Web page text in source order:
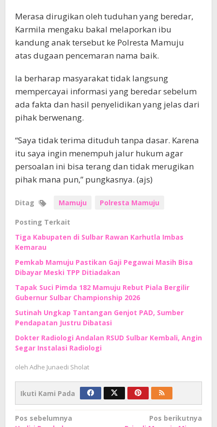
Merasa dirugikan oleh tuduhan yang beredar,
Karmila mengaku bakal melaporkan ibu
kandung anak tersebut ke Polresta Mamuju
atas dugaan pencemaran nama baik.
Ia berharap masyarakat tidak langsung
mempercayai informasi yang beredar sebelum
ada fakta dan hasil penyelidikan yang jelas dari
pihak berwenang.
“Saya tidak terima dituduh tanpa dasar. Karena
itu saya ingin menempuh jalur hukum agar
persoalan ini bisa terang dan tidak merugikan
pihak mana pun,” pungkasnya. (ajs)
Ditag Mamuju Polresta Mamuju
Posting Terkait
Tiga Kabupaten di Sulbar Rawan Karhutla Imbas
Kemarau
Pemkab Mamuju Pastikan Gaji Pegawai Masih Bisa
Dibayar Meski TPP Ditiadakan
Tapak Suci Pimda 182 Mamuju Rebut Piala Bergilir
Gubernur Sulbar Championship 2026
Sutinah Ungkap Tantangan Genjot PAD, Sumber
Pendapatan Justru Dibatasi
Dokter Radiologi Andalan RSUD Sulbar Kembali, Angin
Segar Instalasi Radiologi
oleh Adhe Junaedi Sholat
Ikuti Kami Pada
Navigasi
Pos sebelumnya
Pos berikutnya